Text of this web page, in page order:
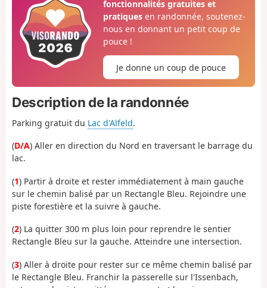
fonctionnalités gratuites et
pratiquesen randonnée, soutenez-
nous en donnant un petit coup de
pouce !
Je donne un coup de pouce
Description de la randonnée
Parking gratuit du Lac d'Alfeld.
(D/A) Aller en direction du Nord en traversant le barrage du
lac.
(1) Partir à droite et rester immédiatement à main gauche
sur le chemin balisé par un Rectangle Bleu. Rejoindre une
piste forestière et la suivre à gauche.
(2) La quitter 300 m plus loin pour reprendre le sentier
Rectangle Bleu sur la gauche. Atteindre une intersection.
(3) Aller à droite pour rester sur ce même chemin balisé par
le Rectangle Bleu. Franchir la passerelle sur l'Issenbach,